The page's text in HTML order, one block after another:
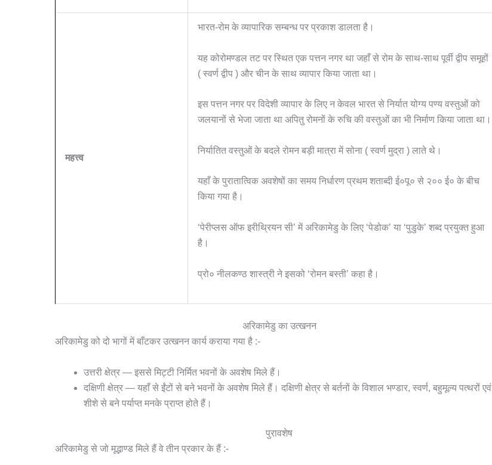
महत्त्व
भारत-रोम के व्यापारिक सम्बन्ध पर प्रकाश डालता है।
यह कोरोमण्डल तट पर स्थित एक पत्तन नगर था जहाँ से रोम के साथ-साथ पूर्वी द्वीप समूहों
( स्वर्ण द्वीप ) और चीन के साथ व्यापार किया जाता था।
इस पत्तन नगर पर विदेशी व्यापार के लिए न केवल भारत से निर्यात योग्य पण्य वस्तुओं को
जलयानों से भेजा जाता था अपितु रोमनों के रुचि की वस्तुओं का भी निर्माण किया जाता था।
निर्यातित वस्तुओं के बदले रोमन बड़ी मात्रा में सोना ( स्वर्ण मुद्रा ) लाते थे।
यहाँ के पुरातात्विक अवशेषों का समय निर्धारण प्रथम शताब्दी ई०पू० से २०० ई० के बीच
किया गया है।
‘पेरीप्लस ऑफ इरीथ्रियन सी’ में अरिकामेडु के लिए ‘पेडोक’ या ‘पुडुके’ शब्द प्रयुक्त हुआ
है।
प्रो० नीलकण्ठ शास्त्री ने इसको ‘रोमन बस्ती’ कहा है।
अरिकामेडु का उत्खनन
अरिकामेडु को दो भागों में बाँटकर उत्खनन कार्य कराया गया है :-
उत्तरी क्षेत्र — इससे मिट्टी निर्मित भवनों के अवशेष मिले हैं।
दक्षिणी क्षेत्र — यहाँ से ईंटों से बने भवनों के अवशेष मिले हैं। दक्षिणी क्षेत्र से बर्तनों के विशाल भण्डार, स्वर्ण, बहुमूल्य पत्थरों एवं
शीशे से बने पर्याप्त मनके प्राप्त होते हैं।
पुरावशेष
अरिकामेडु से जो मृद्भाण्ड मिले हैं वे तीन प्रकार के हैं :-